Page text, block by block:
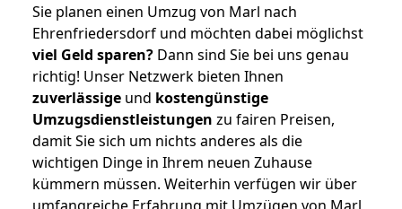
Sie planen einen Umzug von Marl nach
Ehrenfriedersdorf und möchten dabei möglichst
viel Geld sparen? Dann sind Sie bei uns genau
richtig! Unser Netzwerk bieten Ihnen
zuverlässige und kostengünstige
Umzugsdienstleistungen zu fairen Preisen,
damit Sie sich um nichts anderes als die
wichtigen Dinge in Ihrem neuen Zuhause
kümmern müssen. Weiterhin verfügen wir über